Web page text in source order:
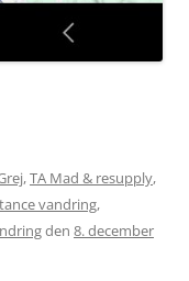
,TA Mad & resupply,
vandring,
den 8. december